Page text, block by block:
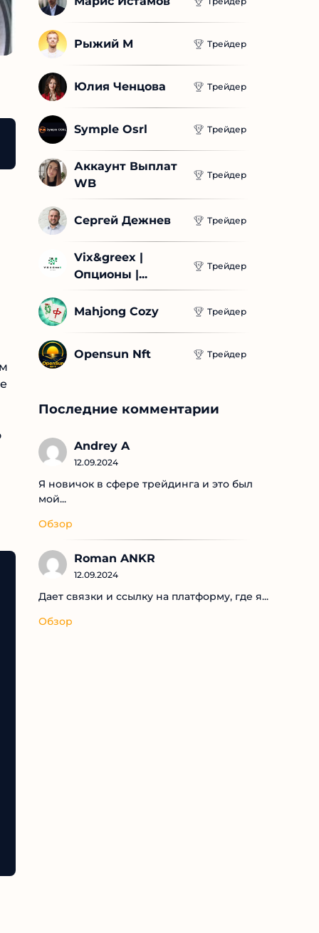
принцип работы
Рыжий М Трейдер
Юлия Ченцова Трейдер
Symple Osrl Трейдер
Аккаунт Выплат
WB
Трейдер
Сергей Дежнев Трейдер
Vix&greex |
Опционы |...
Трейдер
Mahjong Cozy Трейдер
Opensun Nft Трейдер
Последние комментарии
Andrey A
12.09.2024
Я новичок в сфере трейдинга и это был
мой...
Обзор
Roman ANKR
12.09.2024
Дает связки и ссылку на платформу, где я...
Обзор